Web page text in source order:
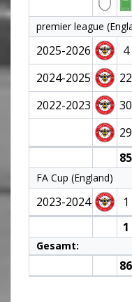
premier league
2025-2026 4
2024-2025
22
2022-2023
30
29
85
FA Cup (England)
2023-2024 1
1
Gesamt:
86